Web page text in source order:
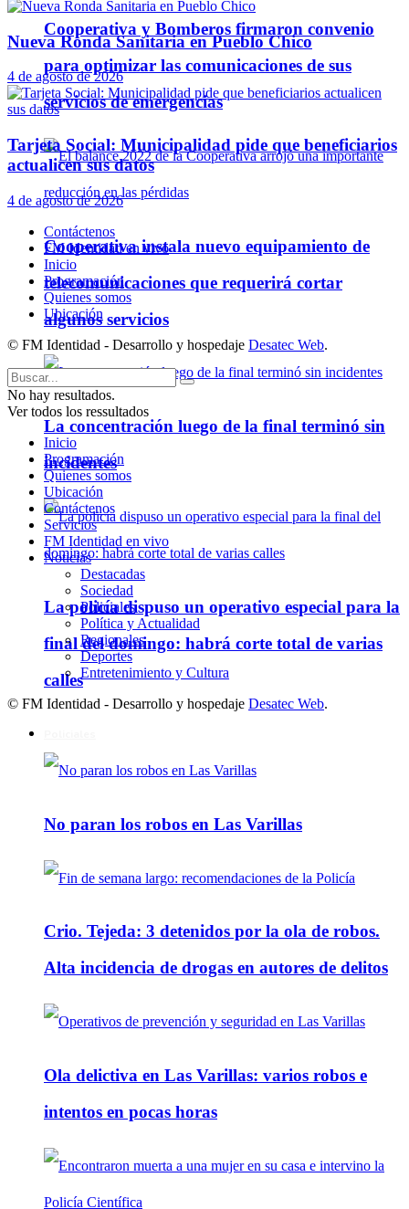
Cooperativa y Bomberos firmaron convenio
para optimizar las comunicaciones de sus
servicios de emergencias
Cooperativa instala nuevo equipamiento de
telecomunicaciones que requerirá cortar
algunos servicios
La concentración luego de la final terminó sin
incidentes
La policía dispuso un operativo especial para la
final del domingo: habrá corte total de varias
calles
No paran los robos en Las Varillas
Crio. Tejeda: 3 detenidos por la ola de robos.
Alta incidencia de drogas en autores de delitos
Ola delictiva en Las Varillas: varios robos e
intentos en pocas horas
Nueva Ronda Sanitaria en Pueblo Chico
4 de agosto de 2026
Tarjeta Social: Municipalidad pide que beneficiarios
actualicen sus datos
4 de agosto de 2026
Contáctenos
FM Identidad en vivo
Inicio
Programación
Quienes somos
Ubicación
© FM Identidad - Desarrollo y hospedaje Desatec Web.
No hay resultados.
Ver todos los ressultados
Inicio
Programación
Quienes somos
Ubicación
Contáctenos
Servicios
FM Identidad en vivo
Noticias
Destacadas
Sociedad
Policiales
Política y Actualidad
Regionales
Deportes
Entretenimiento y Cultura
© FM Identidad - Desarrollo y hospedaje Desatec Web.